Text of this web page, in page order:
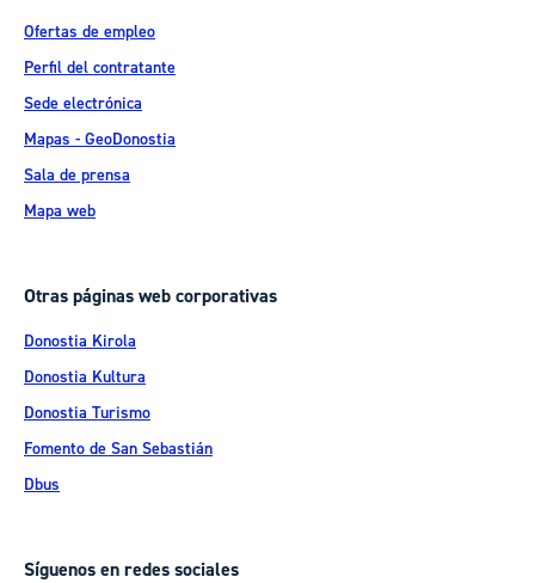
Ofertas de empleo
Perfil del contratante
Sede electrónica
Mapas - GeoDonostia
Sala de prensa
Mapa web
Otras páginas web corporativas
Donostia Kirola
Donostia Kultura
Donostia Turismo
Fomento de San Sebastián
Dbus
Síguenos en redes sociales